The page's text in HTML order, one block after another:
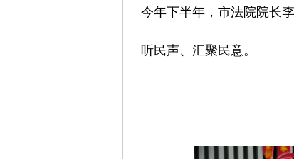
今年下半年，市法院院长
听民声、汇聚民意。